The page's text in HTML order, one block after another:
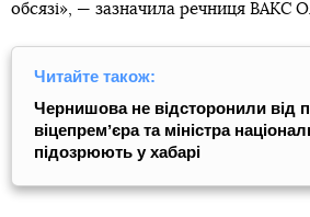
обсязі», — зазначила речниця ВАКС
Читайте також:
Чернишова не відсторонили від
віцепремʼєра та міністра
підозрюють у хабарі